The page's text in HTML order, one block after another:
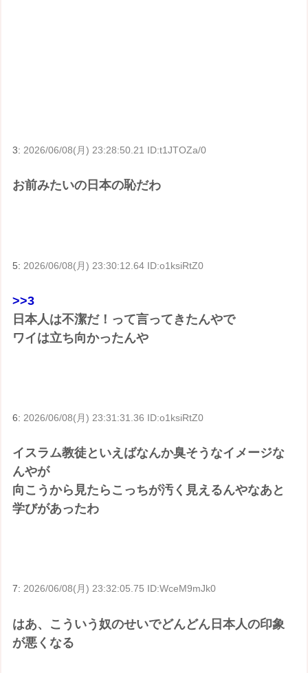
3:2026/06/08(月) 23:28:50.21 ID:t1JTOZa/0
お前みたいの日本の恥だわ
5: 2026/06/08(月) 23:30:12.64 ID:o1ksiRtZ0
>>3
日本人は不潔だ！って言ってきたんやで
ワイは立ち向かったんや
6: 2026/06/08(月) 23:31:31.36 ID:o1ksiRtZ0
イスラム教徒といえばなんか臭そうなイメージな
んやが
向こうから見たらこっちが汚く見えるんやなあと
学びがあったわ
7:2026/06/08(月) 23:32:05.75 ID:WceM9mJk0
はあ、こういう奴のせいでどんどん日本人の印象
が悪くなる